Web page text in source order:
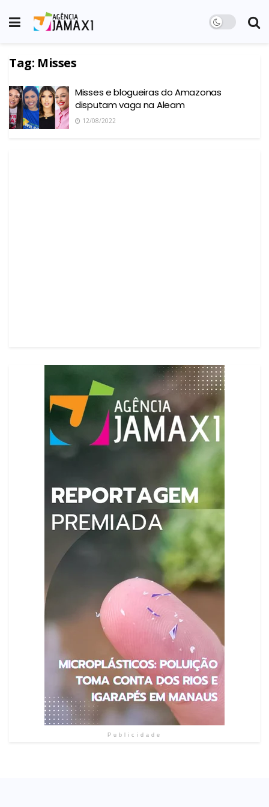
Tag: Misses
Misses e blogueiras do Amazonas
disputam vaga na Aleam
12/08/2022
Publicidade